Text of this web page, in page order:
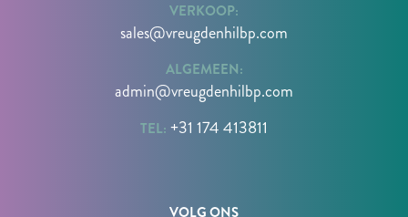
VERKOOP:
sales@vreugdenhilbp.com
ALGEMEEN:
admin@vreugdenhilbp.com
TEL: +31 174 413811
VOLG ONS